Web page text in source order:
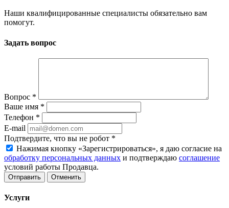
Наши квалифицированные специалисты обязательно вам
помогут.
Задать вопрос
Вопрос *
Ваше имя *
Телефон *
E-mail
Подтвердите, что вы не робот *
Нажимая кнопку «Зарегистрироваться», я даю согласие на
обработку персональных данных и подтверждаю соглашение
условий работы Продавца.
Отменить
Услуги